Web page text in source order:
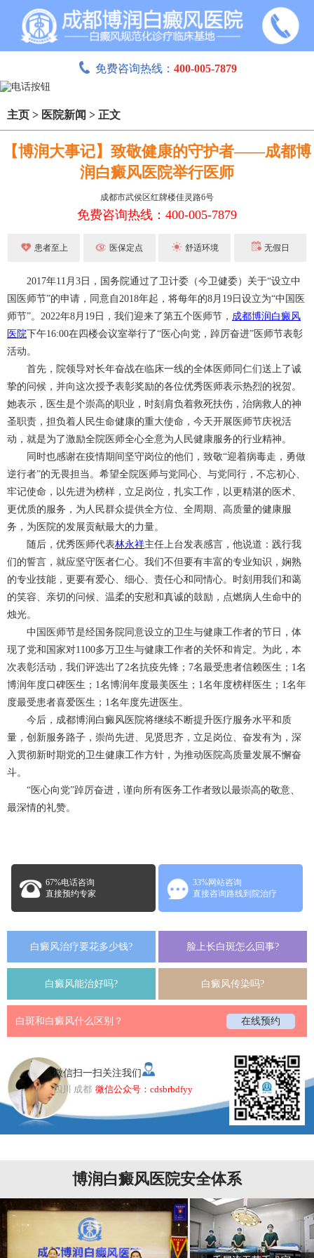
免费咨询热线： 400-005-7879
主页 > 医院新闻 > 正文
【博润大事记】致敬健康的守护者——成都博
润白癜风医院举行医师
成都市武侯区红牌楼佳灵路6号
免费咨询热线：400-005-7879
患者至上 医保定点 舒适环境 无假日
2017年11月3日，国务院通过了卫计委（今卫健委）关于“设立中
国医师节”的申请，同意自2018年起，将每年的8月19日设立为“中国医
师节”。2022年8月19日，我们迎来了第五个医师节， 成都博润白癜风
医院下午16:00在四楼会议室举行了“医心向党，踔厉奋进”医师节表彰
活动。
首先，院领导对长年奋战在临床一线的全体医师同仁们送上了诚
挚的问候，并向这次授予表彰奖励的各位优秀医师表示热烈的祝贺。
她表示，医生是个崇高的职业，时刻肩负着救死扶伤，治病救人的神
圣职责，担负着人民生命健康的重大使命，今天开展医师节庆祝活
动，就是为了激励全院医师全心全意为人民健康服务的行业精神。
同时也感谢在疫情期间坚守岗位的他们，致敬“迎着病毒走，勇做
逆行者”的无畏担当。希望全院医师与党同心、与党同行，不忘初心、
牢记使命，以先进为榜样，立足岗位，扎实工作，以更精湛的医术、
更优质的服务，为人民群众提供全方位、全周期、高质量的健康服
务，为医院的发展贡献最大的力量。
随后，优秀医师代表林永祥主任上台发表感言，他说道：践行我
们的誓言，就应坚守医者仁心。我们不但要有丰富的专业知识，娴熟
的专业技能，更要有爱心、细心、责任心和同情心。时刻用我们和蔼
的笑容、亲切的问候、温柔的安慰和真诚的鼓励，点燃病人生命中的
烛光。
中国医师节是经国务院同意设立的卫生与健康工作者的节日，体
现了党和国家对1100多万卫生与健康工作者的关怀和肯定。为此，本
次表彰活动，我们评选出了2名抗疫先锋；7名最受患者信赖医生；1名
博润年度口碑医生；1名博润年度最美医生；1名年度榜样医生；1名年
度最受患者喜爱医生；1名年度先进医生。
今后，成都博润白癜风医院将继续不断提升医疗服务水平和质
量，创新服务路子，崇尚先进、见贤思齐，立足岗位、奋发有为，深
入贯彻新时期党的卫生健康工作方针，为推动医院高质量发展不懈奋
斗。
“医心向党”踔厉奋进，谨向所有医务工作者致以最崇高的敬意、
最深情的礼赞。
67%电话咨询
直接预约专家
33%网站咨询
直接咨询路线到院治疗
白癜风治疗要花多少钱? 脸上长白斑怎么回事?
白癜风能治好吗? 白癜风传染吗?
白斑和白癜风什么区别？ 在线预约
微信扫一扫关注我们
四川 成都 微信公众号：cdsbrbdfyy
博润白癜风医院安全体系